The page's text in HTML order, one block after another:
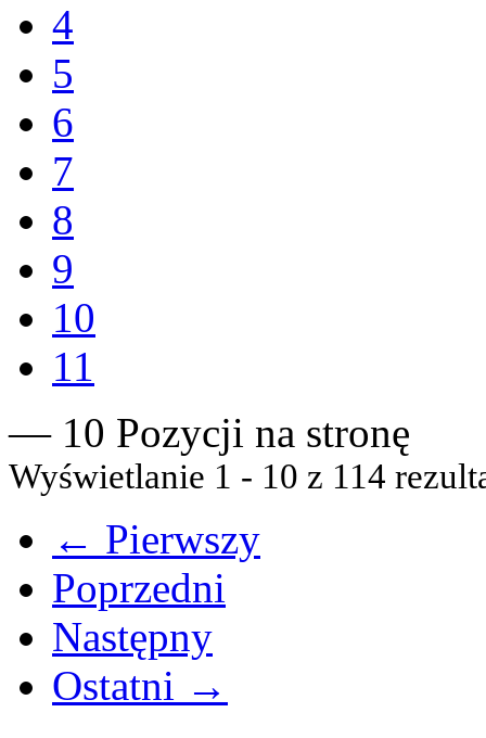
4
5
6
7
8
9
10
11
— 10 Pozycji na stronę
Wyświetlanie 1 - 10 z 114
← Pierwszy
Poprzedni
Następny
Ostatni →